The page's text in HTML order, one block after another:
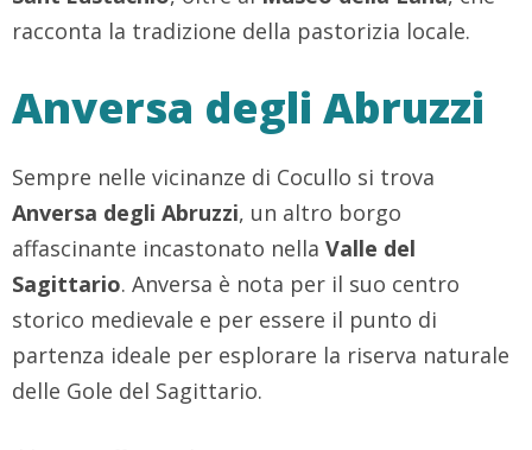
racconta la tradizione della pastorizia locale.
Anversa degli Abruzzi
Sempre nelle vicinanze di Cocullo si trova
Anversa degli Abruzzi, un altro borgo
affascinante incastonato nella Valle del
Sagittario. Anversa è nota per il suo centro
storico medievale e per essere il punto di
partenza ideale per esplorare la riserva naturale
delle Gole del Sagittario.